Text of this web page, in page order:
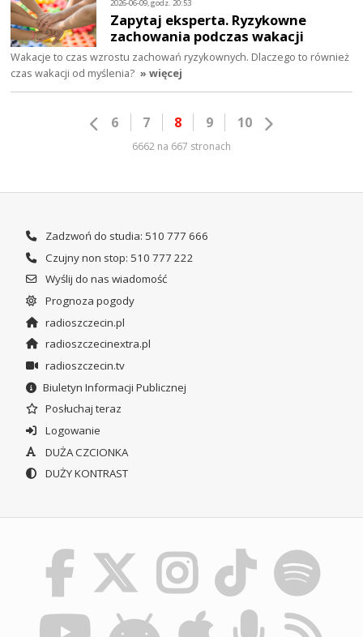
2026-06-09, godz. 20:53
Zapytaj eksperta. Ryzykowne
zachowania podczas wakacji
Wakacje to czas wzrostu zachowań ryzykownych. Dlaczego to również
czas wakacji od myślenia? » więcej
6 7 8 9 10
6662 na 667 stronach
Zadzwoń do studia: 510 777 666
Czujny non stop: 510 777 222
Wyślij do nas wiadomość
Prognoza pogody
radioszczecin.pl
radioszczecinextra.pl
radioszczecin.tv
Biuletyn Informacji Publicznej
Posłuchaj teraz
Logowanie
DUŻA CZCIONKA
DUŻY KONTRAST